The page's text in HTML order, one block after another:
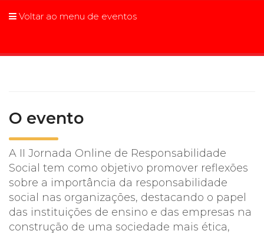
Contatos
Internacionalização
Voltar ao menu de eventos
O evento
A II Jornada Online de Responsabilidade
Social tem como objetivo promover reflexões
sobre a importância da responsabilidade
social nas organizações, destacando o papel
das instituições de ensino e das empresas na
construção de uma sociedade mais ética,